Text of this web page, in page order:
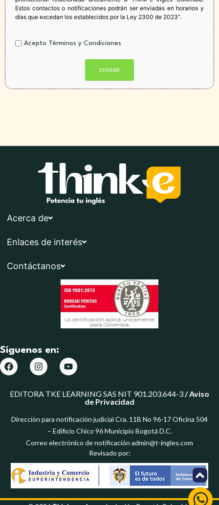
Estos contactos o notificaciones podrán ser enviadas en horarios y
días que excedan los establecidos por la Ley 2300 de 2023” .
Aceptación
Acepto Términos y Condiciones
Acerca de
Enlaces de interés
Contáctanos
Síguenos en:
EDITORA TKE LEARNING SAS NIT 901.203.644-3/Aviso
de Privacidad
Dirección para notificación judicial Cra. 11B No 96-17 Oficina 504
– Edificio Chico 96 Municipio Bogotá D.C.
Correo electrónico de notificación admin@t-ingles.com
Revisado por: